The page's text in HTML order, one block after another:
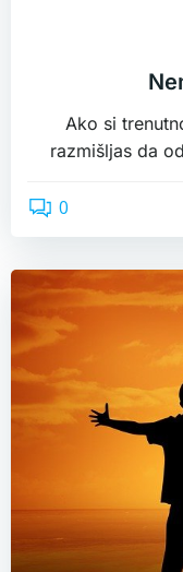
Ako si
razmišljas da
0